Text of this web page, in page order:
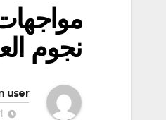
نجوم
user